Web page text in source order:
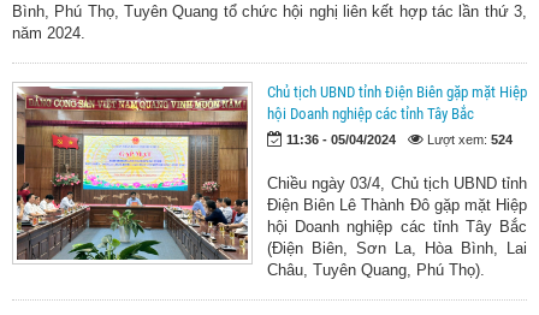
Bình, Phú Thọ, Tuyên Quang tổ chức hội nghị liên kết hợp tác lần thứ 3,
năm 2024.
Chủ tịch UBND tỉnh Điện Biên gặp mặt Hiệp
hội Doanh nghiệp các tỉnh Tây Bắc
11:36 - 05/04/2024 Lượt xem: 524
Chiều ngày 03/4, Chủ tịch UBND tỉnh
Điện Biên Lê Thành Đô gặp mặt Hiệp
hội Doanh nghiệp các tỉnh Tây Bắc
(Điện Biên, Sơn La, Hòa Bình, Lai
Châu, Tuyên Quang, Phú Thọ).